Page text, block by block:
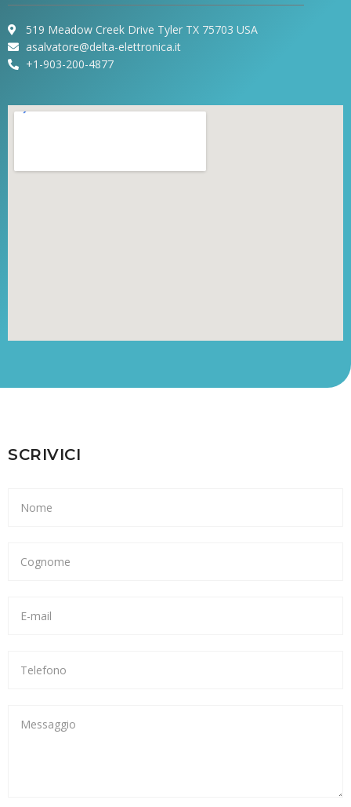
519 Meadow Creek Drive Tyler TX 75703 USA
asalvatore@delta-elettronica.it
+1-903-200-4877
SCRIVICI